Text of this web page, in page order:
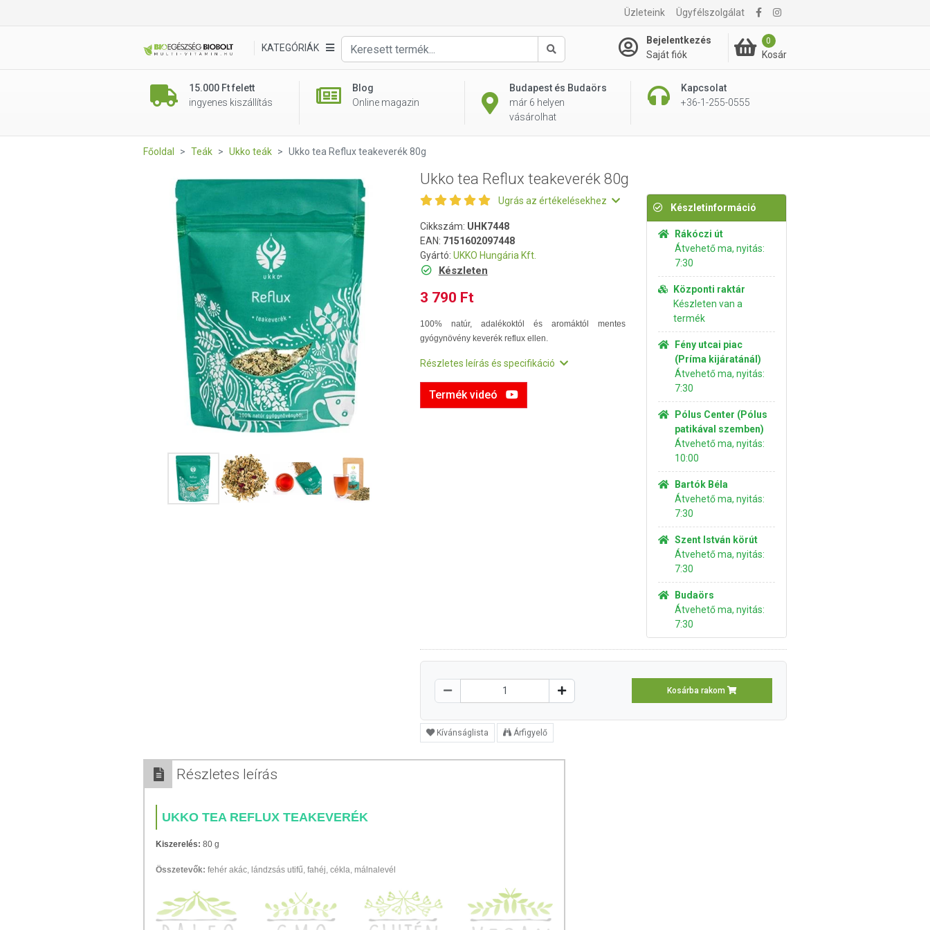
Üzleteink Ügyfélszolgálat
KATEGÓRIÁK
Keresés
Bejelentkezés
Saját fiók
0
Kosár
15.000 Ft felett
ingyenes kiszállítás
Blog
Online magazin
Budapest és Budaörs
már 6 helyen
vásárolhat
Kapcsolat
+36-1-255-0555
3 790 Ft Kosárba rakom
Főoldal Teák Ukko teák Ukko tea Reflux teakeverék 80g
Ukko tea Reflux teakeverék 80g
Ugrás az értékelésekhez
Cikkszám: UHK7448
EAN: 7151602097448
Gyártó: UKKO Hungária Kft.
Készleten
3 790 Ft
100% natúr, adalékoktól és aromáktól mentes
gyógynövény keverék reflux ellen.
Részletes leírás és specifikáció
Termék videó
Készletinformáció
Rákóczi út
Átvehető ma, nyitás:
7:30
Központi raktár
Készleten van a
termék
Fény utcai piac
(Príma kijáratánál)
Átvehető ma, nyitás:
7:30
Pólus Center (Pólus
patikával szemben)
Átvehető ma, nyitás:
10:00
Bartók Béla
Átvehető ma, nyitás:
7:30
Szent István körút
Átvehető ma, nyitás:
7:30
Budaörs
Átvehető ma, nyitás:
7:30
Kosárba rakom
Kívánságlista Árfigyelő
Részletes leírás
UKKO TEA REFLUX TEAKEVERÉK
Kiszerelés: 80 g
Összetevők: fehér akác, lándzsás utifű, fahéj, cékla, málnalevél